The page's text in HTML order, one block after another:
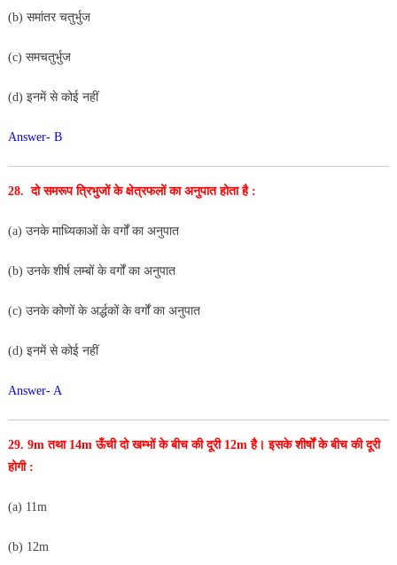
(b) समांतर चतुर्भुज
(c) समचतुर्भुज
(d) इनमें से कोई नहीं
Answer- B
28. दो समरूप त्रिभुजों के क्षेत्रफलों का अनुपात होता है :
(a) उनके माध्यिकाओं के वर्गों का अनुपात
(b) उनके शीर्ष लम्बों के वर्गों का अनुपात
(c) उनके कोणों के अर्द्धकों के वर्गों का अनुपात
(d) इनमें से कोई नहीं
Answer- A
29. 9m तथा 14m ऊँची दो खम्भों के बीच की दूरी 12m है। इसकेशीर्षों के बीच की दूरी
होगी :
(a) 11m
(b) 12m